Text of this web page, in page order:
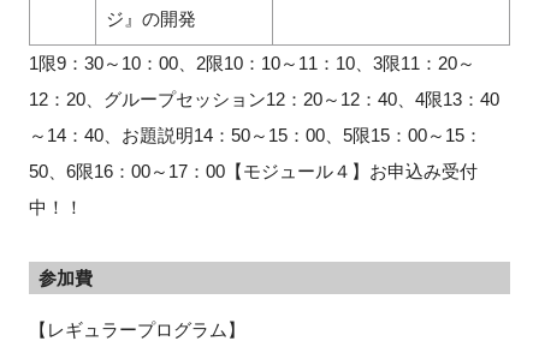
ジ』の開発
1限9：30～10：00、2限10：10～11：10、3限11：20～
12：20、グループセッション12：20～12：40、4限13：40
～14：40、お題説明14：50～15：00、5限15：00～15：
50、6限16：00～17：00【モジュール４】お申込み受付
中！！
参加費
【レギュラープログラム】